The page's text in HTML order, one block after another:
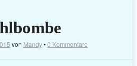
von Mandy•0 Kommentare